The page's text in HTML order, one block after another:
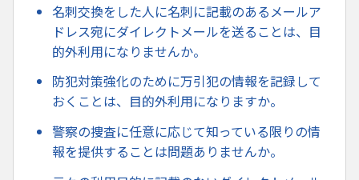
名刺交換をした人に名刺に記載のあるメールア
ドレス宛にダイレクトメールを送ることは、目
的外利用になりませんか。
防犯対策強化のために万引犯の情報を記録して
おくことは、目的外利用になりますか。
警察の捜査に任意に応じて知っている限りの情
報を提供することは問題ありませんか。